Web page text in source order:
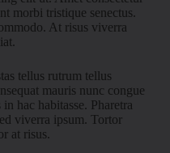
morbi tristique senectus.
At risus viverra
tellus rutrum tellus
mauris nunc congue
hac habitasse. Pharetra
viverra ipsum. Tortor
at risus.